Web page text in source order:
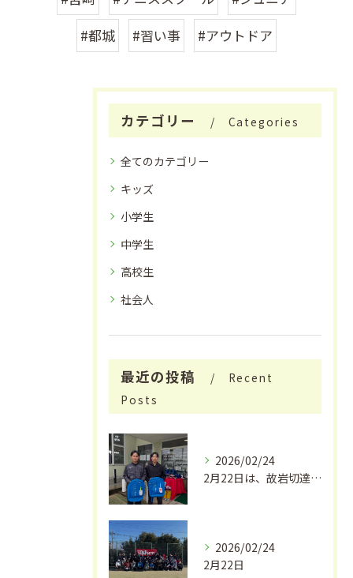
#都城
#習い事 #アウトドア
カテゴリー Categories
全てのカテゴリー
キッズ
小学生
中学生
高校生
社会人
最近の投稿
Recent
Posts
2026/02/24
2月22日は、故岩切達朗さんのお誕生日で、今年はちょうどこの...
2026/02/24
2月22日